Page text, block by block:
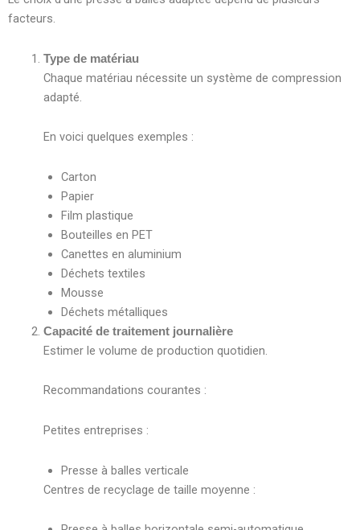
facteurs.
Type de matériau
Chaque matériau nécessite un système de compression
adapté.
En voici quelques exemples :
Carton
Papier
Film plastique
Bouteilles en PET
Canettes en aluminium
Déchets textiles
Mousse
Déchets métalliques
Capacité de traitement journalière
Estimer le volume de production quotidien.
Recommandations courantes :
Petites entreprises :
Presse à balles verticale
Centres de recyclage de taille moyenne :